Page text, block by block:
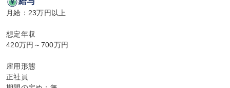
月給：23万円以上
想定年収
420万円～700万円
雇用形態
正社員